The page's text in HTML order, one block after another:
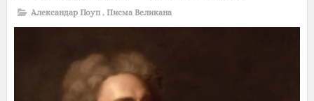
Александар Поуп , Писма Великана